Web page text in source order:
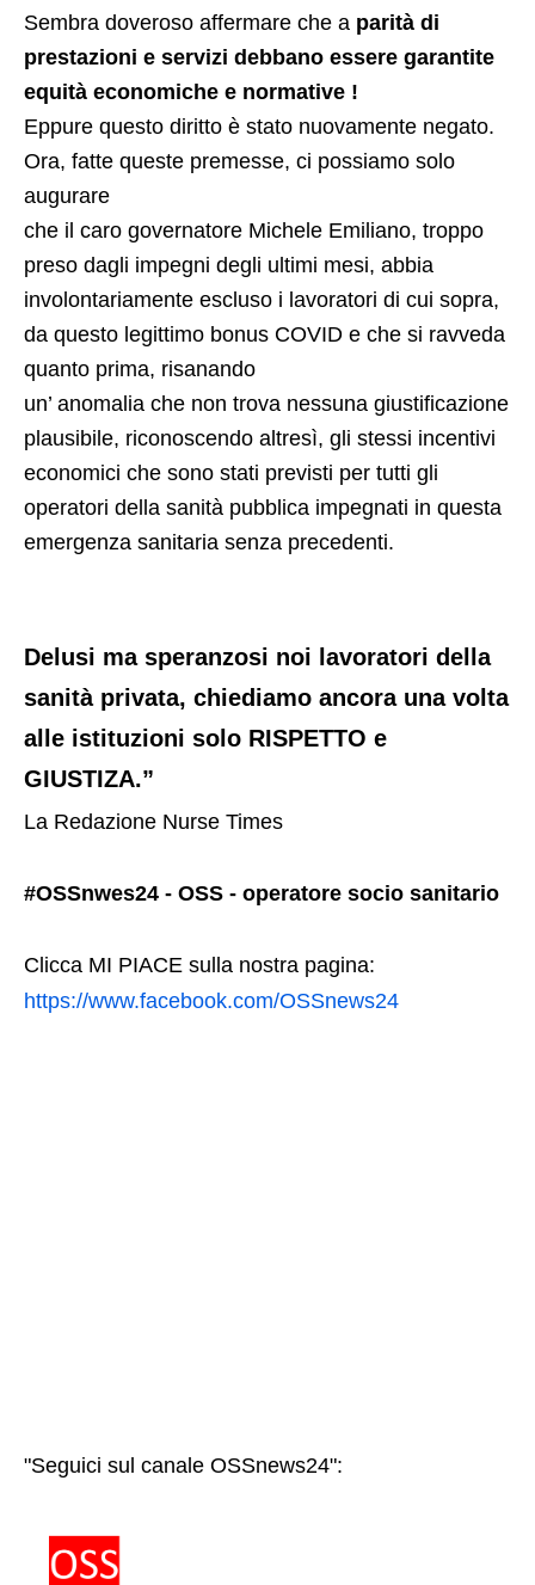
Sembra doveroso affermare che a parità di
prestazioni e servizi debbano essere garantite
equità economiche e normative !
Eppure questo diritto è stato nuovamente negato.
Ora, fatte queste premesse, ci possiamo solo​
augurare
che il caro governatore Michele Emiliano, troppo
preso dagli impegni degli ultimi mesi, abbia
involontariamente escluso i lavoratori di cui sopra,
da questo legittimo bonus COVID​ e che si ravveda
quanto prima, risanando
un’ anomalia​ che non trova nessuna giustificazione
plausibile,​ riconoscendo altresì,​ gli stessi incentivi
economici che sono stati previsti per tutti gli
operatori della sanità pubblica impegnati in questa
emergenza sanitaria senza precedenti.
Delusi ma speranzosi noi lavoratori della
sanità​ privata,​ chiediamo ancora una volta
alle istituzioni solo RISPETTO e
GIUSTIZA.”
La Redazione Nurse Times
#OSSnwes24 - OSS - operatore socio sanitario
Clicca MI PIACE sulla nostra pagina:
https://www.facebook.com/OSSnews24
"Seguici sul canale OSSnews24":